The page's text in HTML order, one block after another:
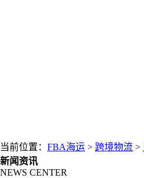
当前位置： FBA海运 > 跨境物流 >
新闻资讯
NEWS CENTER